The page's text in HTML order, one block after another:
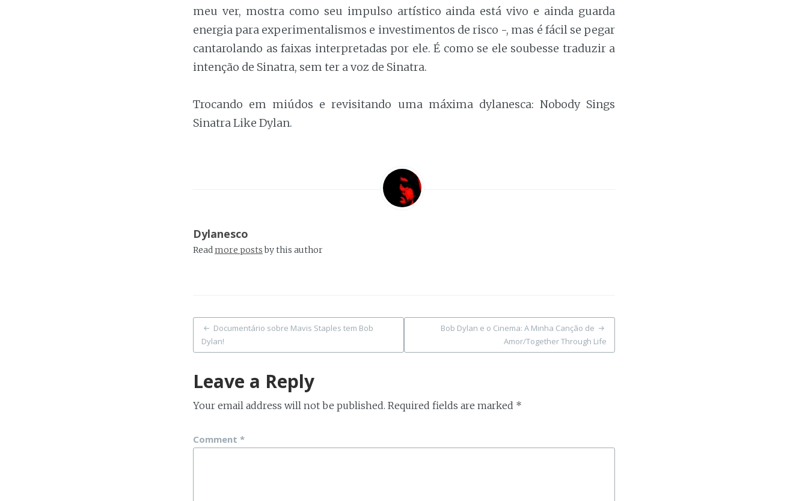
meu ver, mostra como seu impulso artístico ainda está vivo e ainda guarda
energia para experimentalismos e investimentos de risco -, mas é fácil se pegar
cantarolando as faixas interpretadas por ele. É como se ele soubesse traduzir a
intenção de Sinatra, sem ter a voz de Sinatra.
Trocando em miúdos e revisitando uma máxima dylanesca: Nobody Sings
Sinatra Like Dylan.
Dylanesco
Readmore postsby this author
Post
navigation
Documentário sobre Mavis Staples tem Bob
Dylan!
Bob Dylan e o Cinema: A Minha Canção de
Amor/Together Through Life
Leave a Reply
Your email address will not be published. Required fields are marked *
Comment *